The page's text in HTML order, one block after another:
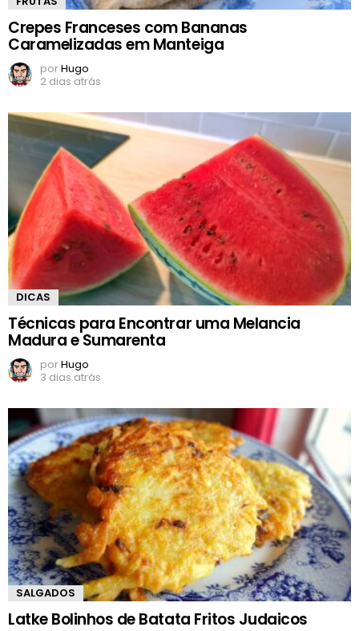
Crepes Franceses com Bananas
Caramelizadas em Manteiga
porHugo
2 dias atrás
DICAS
Técnicas para Encontrar uma Melancia
Madura e Sumarenta
porHugo
3 dias atrás
SALGADOS
Latke Bolinhos de Batata Fritos Judaicos